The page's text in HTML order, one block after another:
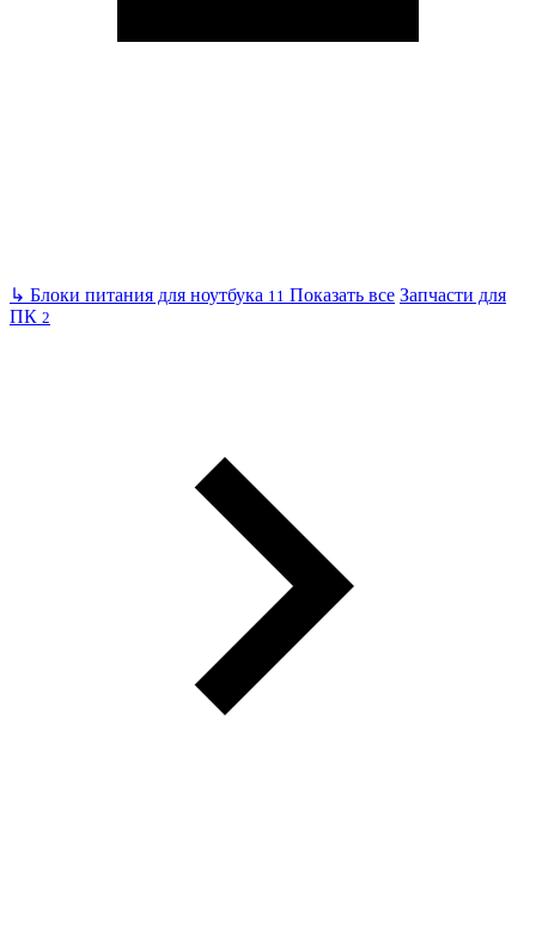
↳ Блоки питания для ноутбука 11 Показать все Запчасти для
ПК 2